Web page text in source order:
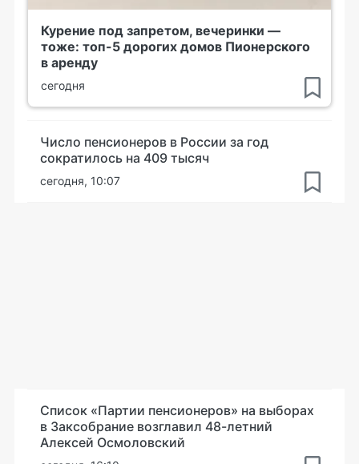
Курение под запретом, вечеринки —
тоже: топ-5 дорогих домов Пионерского
в аренду
сегодня
Число пенсионеров в России за год
сократилось на 409 тысяч
сегодня, 10:07
Список «Партии пенсионеров» на выборах
в Заксобрание возглавил 48-летний
Алексей Осмоловский